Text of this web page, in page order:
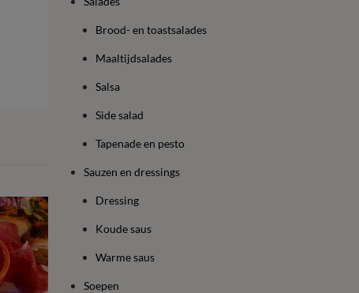
Brood- en toastsalades
Maaltijdsalades
Salsa
Side salad
Tapenade en pesto
Sauzen en dressings
Dressing
Koude saus
Warme saus
Soepen